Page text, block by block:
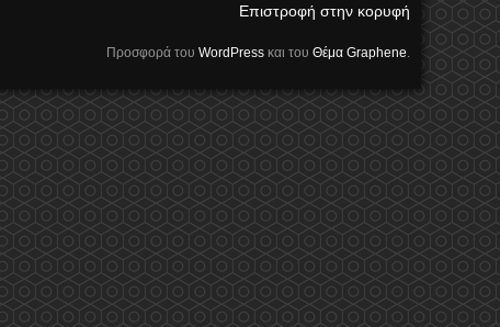
Επιστροφή στην κορυφή
Προσφορά του WordPress και του Θέμα Graphene.